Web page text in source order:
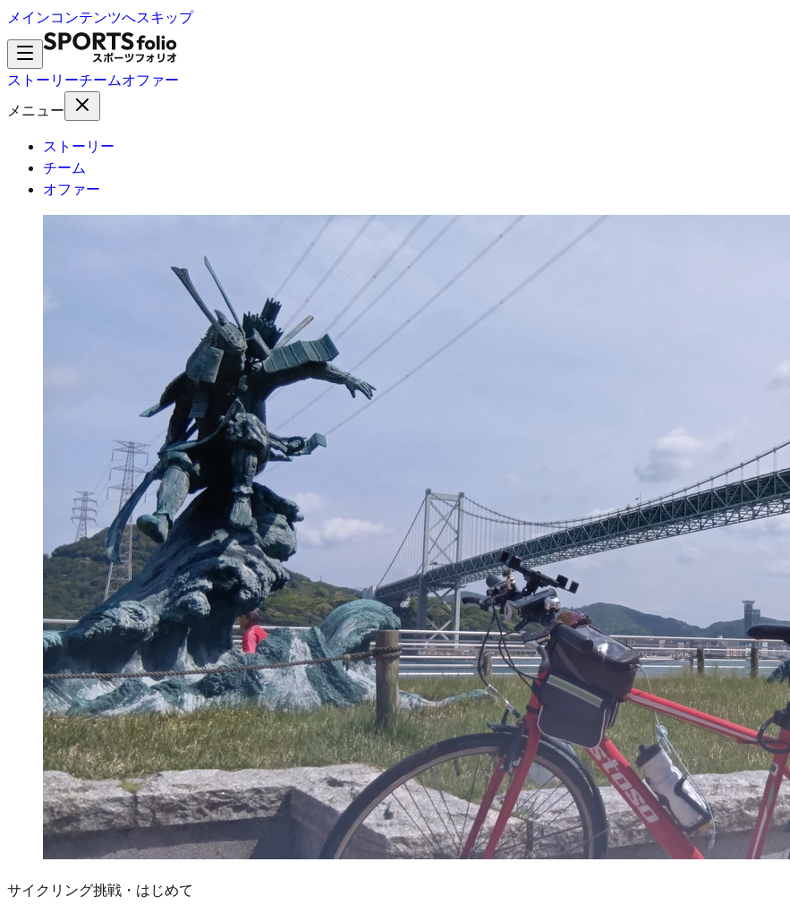
メインコンテンツへスキップ
ストーリーチームオファー
メニュー
ストーリー
チーム
オファー
サイクリング挑戦・はじめて